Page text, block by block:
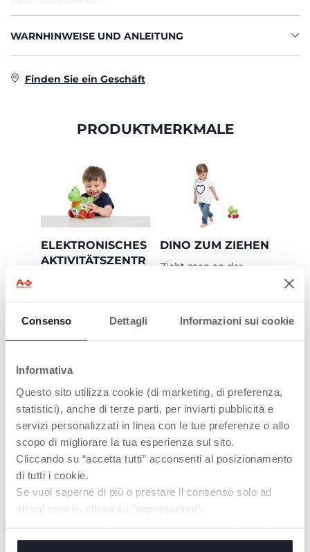
Consenso Dettagli Informazioni sui cookie
Informativa
Questo sito utilizza cookie (di marketing, di preferenza,
statistici), anche di terze parti, per inviarti pubblicità e
servizi personalizzati in linea con le tue preferenze o allo
scopo di migliorare la tua esperienza sul sito.
Cliccando su “accetta tutti” acconsenti al posizionamento
di tutti i cookie.
Se vuoi saperne di più o prestare il consenso solo ad
alcuni cookie, clicca su "impostazioni".
Chiudendo questo banner acconsenti all’uso dei soli
cookie tecnici, indispensabili per fruire del servizio
WARNHINWEISE UND ANLEITUNG
Finden Sie ein Geschäft
PRODUKTMERKMALE
ELEKTRONISCHES
AKTIVITÄTSZENTR
lustige Melodien und
DINO ZUM ZIEHEN
Zieht man an der
seinen Kopf nach links
und rechts und
animiert Ihr Kind zum
Gehen!
PRODUKTE, DIE SIE INTERESSIEREN
KÖNNTEN